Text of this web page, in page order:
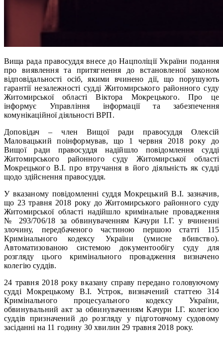
Вища рада правосуддя внесе до Нацполіції України подання
про виявлення та притягнення до встановленої законом
відповідальності осіб, якими вчинено дії, що порушують
гарантії незалежності судді Житомирського районного суду
Житомирської області Віктора Мокрецького. Про це
інформує Управління інформації та забезпечення
комунікаційної діяльності ВРП.
Доповідач – член Вищої ради правосуддя Олексій
Маловацький поінформував, що 1 червня 2018 року до
Вищої ради правосуддя надійшло повідомлення судді
Житомирського районного суду Житомирської області
Мокрецького В.І. про втручання в його діяльність як судді
щодо здійснення правосуддя.
У вказаному повідомленні суддя Мокрецький В.І. зазначив,
що 23 травня 2018 року до Житомирського районного суду
Житомирської області надійшло кримінальне провадження
№ 293/706/18 за обвинуваченням Качури І.Г. у вчиненні
злочину, передбаченого частиною першою статті 115
Кримінального кодексу України (умисне вбивство).
Автоматизованою системою документообігу суду для
розгляду цього кримінального провадження визначено
колегію суддів.
24 травня 2018 року вказану справу передано головуючому
судді Мокрецькому В.І. Устрок, визначений статтею 314
Кримінального процесуального кодексу України,
обвинувальний акт за обвинуваченням Качури І.Г. колегією
суддів призначений до розгляду у підготовчому судовому
засіданні на 11 годину 30 хвилин 29 травня 2018 року.